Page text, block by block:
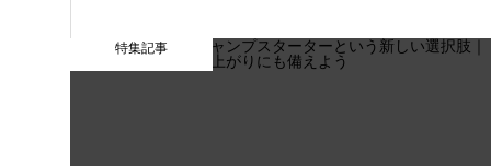
特集記事